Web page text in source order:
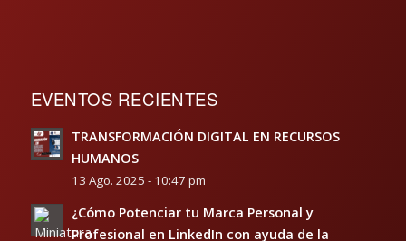
EVENTOS RECIENTES
TRANSFORMACIÓN DIGITAL EN RECURSOS
HUMANOS
13 Ago. 2025 - 10:47 pm
¿Cómo Potenciar tu Marca Personal y
Profesional en LinkedIn con ayuda de la